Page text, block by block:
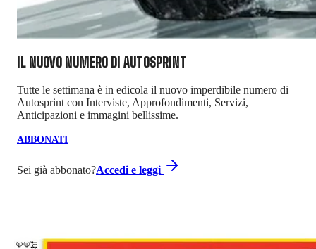
IL NUOVO NUMERO DI AUTOSPRINT
Tutte le settimana è in edicola il nuovo imperdibile numero di
Autosprint con Interviste, Approfondimenti, Servizi,
Anticipazioni e immagini bellissime.
ABBONATI
Sei già abbonato?Accedi e leggi